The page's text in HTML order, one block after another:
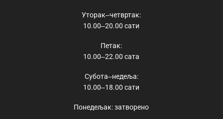
Уторак‒четвртак:
10.00‒20.00 сати
Петак:
10.00‒22.00 сата
Субота‒недеља:
10.00‒18.00 сати
Понедељак: затворено